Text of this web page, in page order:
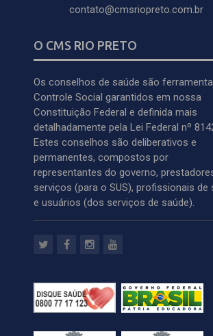
contato@cmsriopreto.com.br
O CMS RIO PRETO
Os conselhos de saúde são
Controle Social garantidos em nossa
Constituição Federal e definida mais
detalhadamente pela Lei Federal nº
Estes conselhos são deliberativos e
permanentes, compostos por
representantes do governo,
serviços (para o SUS), profissionais de
e usuários (dos serviços de saúde).